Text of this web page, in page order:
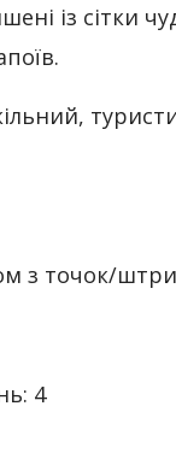
із сітки
з точок/
4